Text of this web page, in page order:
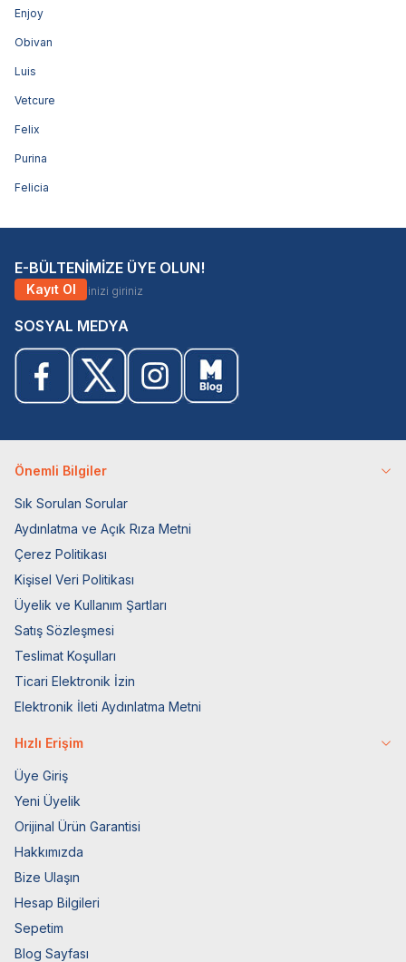
Enjoy
Obivan
Luis
Vetcure
Felix
Purina
Felicia
E-BÜLTENİMİZE ÜYE OLUN!
Kayıt Ol
SOSYAL MEDYA
Önemli Bilgiler
Sık Sorulan Sorular
Aydınlatma ve Açık Rıza Metni
Çerez Politikası
Kişisel Veri Politikası
Üyelik ve Kullanım Şartları
Satış Sözleşmesi
Teslimat Koşulları
Ticari Elektronik İzin
Elektronik İleti Aydınlatma Metni
Hızlı Erişim
Üye Giriş
Yeni Üyelik
Orijinal Ürün Garantisi
Hakkımızda
Bize Ulaşın
Hesap Bilgileri
Sepetim
Blog Sayfası